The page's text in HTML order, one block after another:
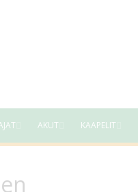
AKUT KAAPELIT